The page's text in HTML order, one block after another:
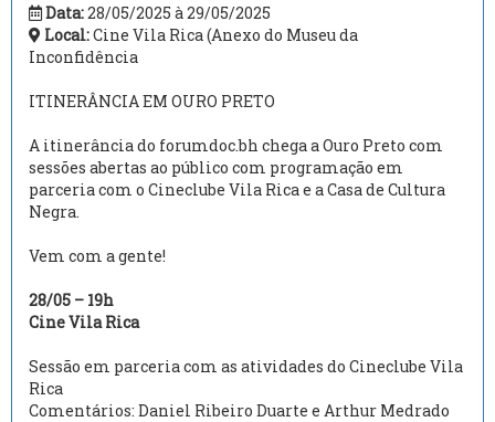
Data:28/05/2025 à 29/05/2025
Local:Cine Vila Rica (Anexo do Museu da
Inconfidência
ITINERÂNCIA EM OURO PRETO
A itinerância do forumdoc.bh chega a Ouro Preto com
sessões abertas ao público com programação em
parceria com o Cineclube Vila Rica e a Casa de Cultura
Negra.
Vem com a gente!
28/05 – 19h
Cine Vila Rica
Sessão em parceria com as atividades do Cineclube Vila
Rica
Comentários: Daniel Ribeiro Duarte e Arthur Medrado